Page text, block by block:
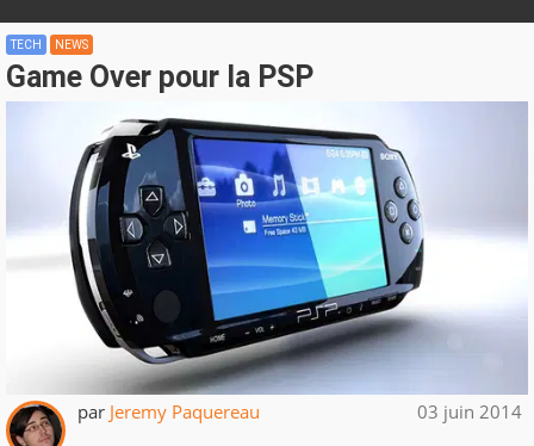
TECH NEWS
Game Over pour la PSP
par Jeremy Paquereau 03 juin 2014